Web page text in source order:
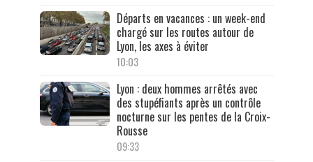
Départs en vacances : un week-end
chargé sur les routes autour de
Lyon, les axes à éviter
10:03
Lyon : deux hommes arrêtés avec
des stupéfiants après un contrôle
nocturne sur les pentes de la Croix-
Rousse
09:33